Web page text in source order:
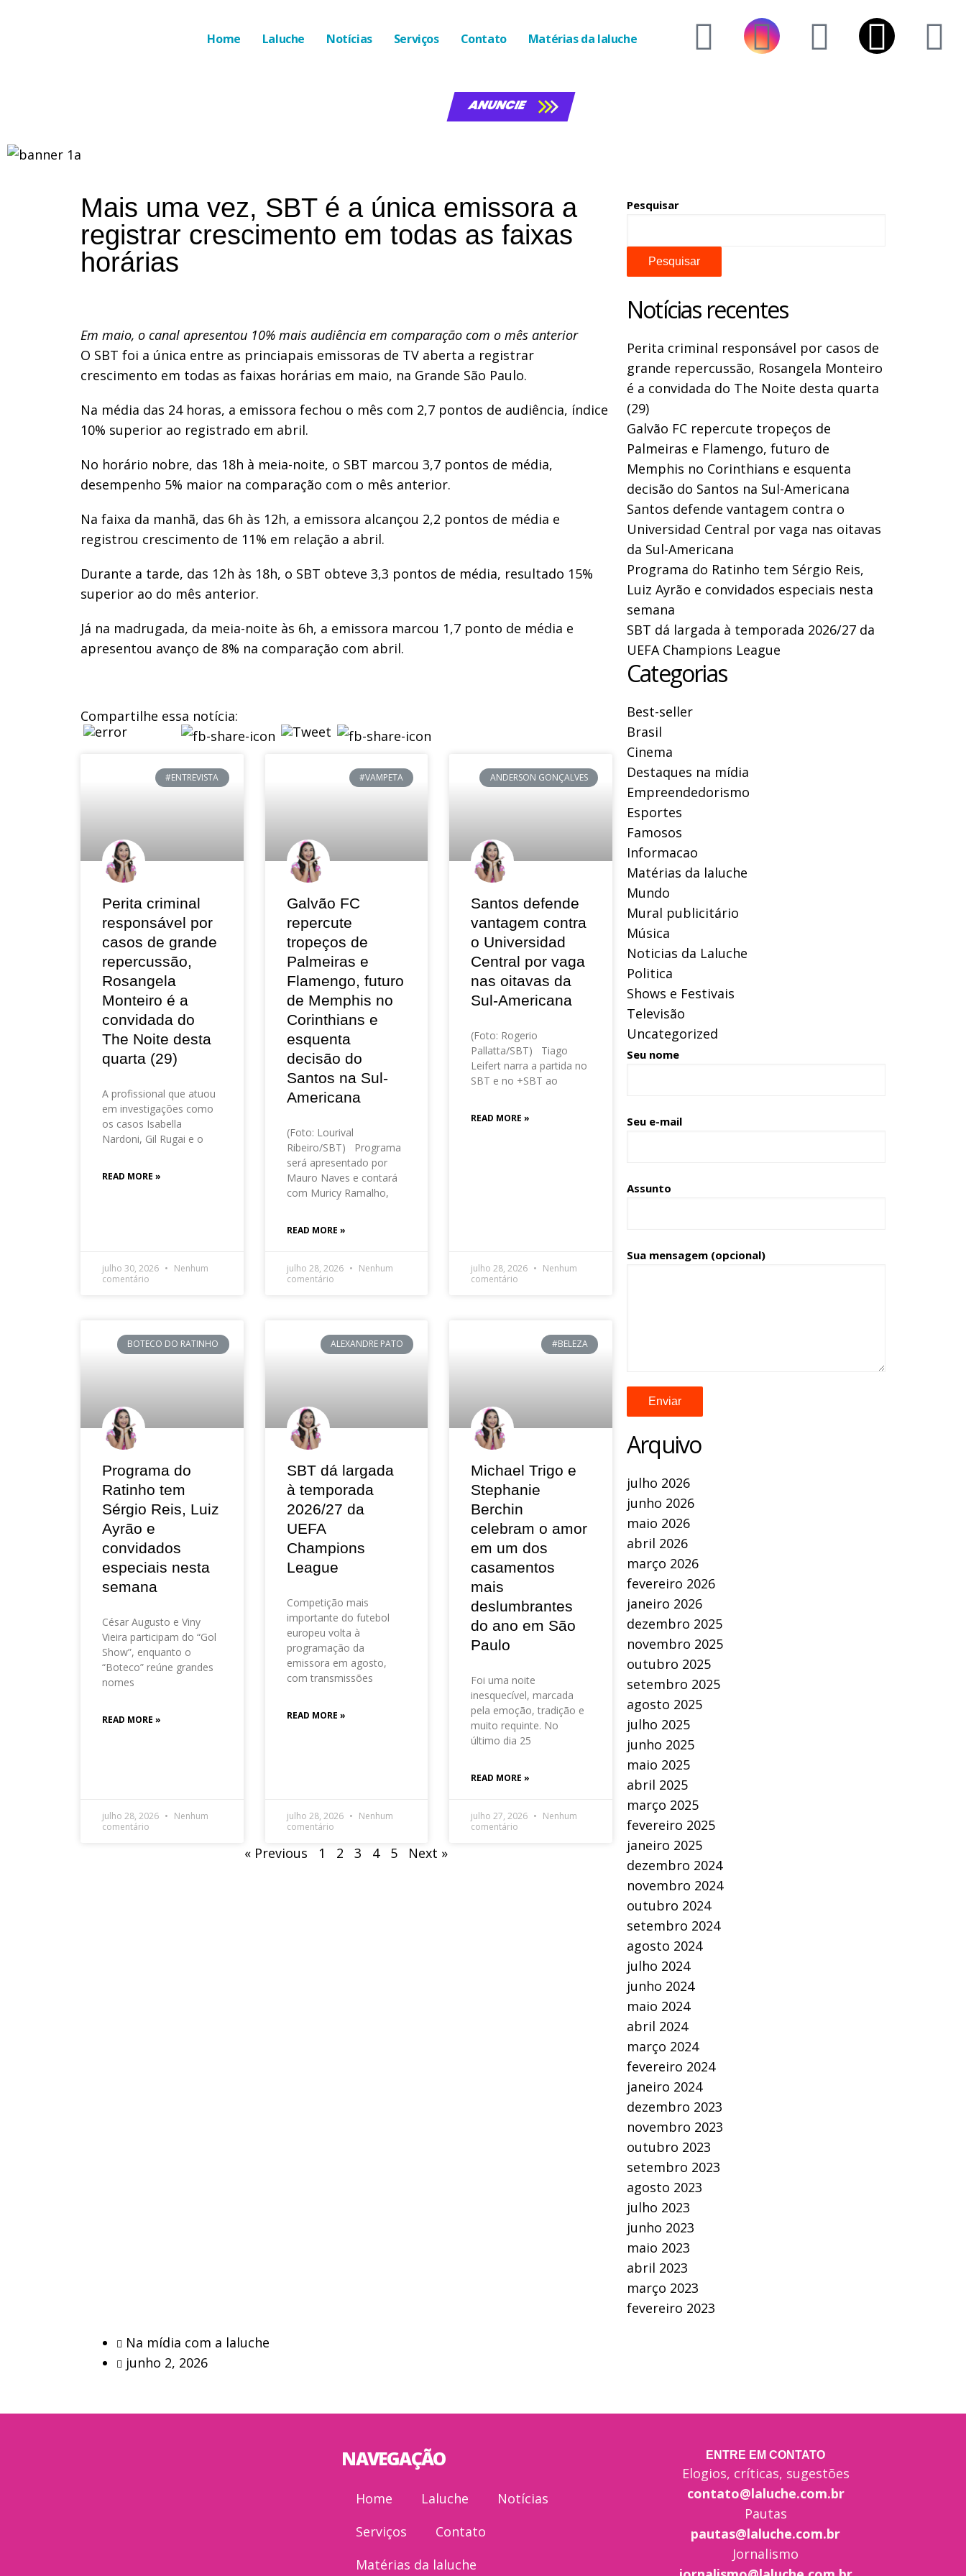
Home Laluche Notícias Serviços Contato Matérias da laluche
ANUNCIE
Mais uma vez, SBT é a única emissora a
registrar crescimento em todas as faixas
horárias
Em maio, o canal apresentou 10% mais audiência em comparação com o mês anterior
O SBT foi a única entre as princiapais emissoras de TV aberta a registrar
crescimento em todas as faixas horárias em maio, na Grande São Paulo.
Na média das 24 horas, a emissora fechou o mês com 2,7 pontos de audiência, índice
10% superior ao registrado em abril.
No horário nobre, das 18h à meia-noite, o SBT marcou 3,7 pontos de média,
desempenho 5% maior na comparação com o mês anterior.
Na faixa da manhã, das 6h às 12h, a emissora alcançou 2,2 pontos de média e
registrou crescimento de 11% em relação a abril.
Durante a tarde, das 12h às 18h, o SBT obteve 3,3 pontos de média, resultado 15%
superior ao do mês anterior.
Já na madrugada, da meia-noite às 6h, a emissora marcou 1,7 ponto de média e
apresentou avanço de 8% na comparação com abril.
Compartilhe essa notícia:
#ENTREVISTA
Perita criminal
responsável por
casos de grande
repercussão,
Rosangela
Monteiro é a
convidada do
The Noite desta
quarta (29)
A profissional que atuou
em investigações como
os casos Isabella
Nardoni, Gil Rugai e o
READ MORE »
julho 30, 2026
Nenhum
comentário
#VAMPETA
Galvão FC
repercute
tropeços de
Palmeiras e
Flamengo, futuro
de Memphis no
Corinthians e
esquenta
decisão do
Santos na Sul-
Americana
(Foto: Lourival
Ribeiro/SBT) Programa
será apresentado por
Mauro Naves e contará
com Muricy Ramalho,
READ MORE »
julho 28, 2026
Nenhum
comentário
ANDERSON GONÇALVES
Santos defende
vantagem contra
o Universidad
Central por vaga
nas oitavas da
Sul-Americana
(Foto: Rogerio
Pallatta/SBT) Tiago
Leifert narra a partida no
SBT e no +SBT ao
READ MORE »
julho 28, 2026
Nenhum
comentário
BOTECO DO RATINHO
Programa do
Ratinho tem
Sérgio Reis, Luiz
Ayrão e
convidados
especiais nesta
semana
César Augusto e Viny
Vieira participam do “Gol
Show”, enquanto o
“Boteco” reúne grandes
nomes
READ MORE »
julho 28, 2026
Nenhum
comentário
ALEXANDRE PATO
SBT dá largada
à temporada
2026/27 da
UEFA
Champions
League
Competição mais
importante do futebol
europeu volta à
programação da
emissora em agosto,
com transmissões
READ MORE »
julho 28, 2026
Nenhum
comentário
#BELEZA
Michael Trigo e
Stephanie
Berchin
celebram o amor
em um dos
casamentos
mais
deslumbrantes
do ano em São
Paulo
Foi uma noite
inesquecível, marcada
pela emoção, tradição e
muito requinte. No
último dia 25
READ MORE »
julho 27, 2026
Nenhum
comentário
« Previous 1 2 3 4 5 Next »
Pesquisar
Pesquisar
Notícias recentes
Perita criminal responsável por casos de
grande repercussão, Rosangela Monteiro
é a convidada do The Noite desta quarta
(29)
Galvão FC repercute tropeços de
Palmeiras e Flamengo, futuro de
Memphis no Corinthians e esquenta
decisão do Santos na Sul-Americana
Santos defende vantagem contra o
Universidad Central por vaga nas oitavas
da Sul-Americana
Programa do Ratinho tem Sérgio Reis,
Luiz Ayrão e convidados especiais nesta
semana
SBT dá largada à temporada 2026/27 da
UEFA Champions League
Categorias
Best-seller
Brasil
Cinema
Destaques na mídia
Empreendedorismo
Esportes
Famosos
Informacao
Matérias da laluche
Mundo
Mural publicitário
Música
Noticias da Laluche
Politica
Shows e Festivais
Televisão
Uncategorized
Seu nome
Seu e-mail
Assunto
Sua mensagem (opcional)
Arquivo
julho 2026
junho 2026
maio 2026
abril 2026
março 2026
fevereiro 2026
janeiro 2026
dezembro 2025
novembro 2025
outubro 2025
setembro 2025
agosto 2025
julho 2025
junho 2025
maio 2025
abril 2025
março 2025
fevereiro 2025
janeiro 2025
dezembro 2024
novembro 2024
outubro 2024
setembro 2024
agosto 2024
julho 2024
junho 2024
maio 2024
abril 2024
março 2024
fevereiro 2024
janeiro 2024
dezembro 2023
novembro 2023
outubro 2023
setembro 2023
agosto 2023
julho 2023
junho 2023
maio 2023
abril 2023
março 2023
fevereiro 2023
Na mídia com a laluche
junho 2, 2026
NAVEGAÇÃO
Home Laluche
Notícias
Serviços
Contato
Matérias da laluche
ENTRE EM CONTATO
Elogios, críticas, sugestões
contato@laluche.com.br
Pautas
pautas@laluche.com.br
Jornalismo